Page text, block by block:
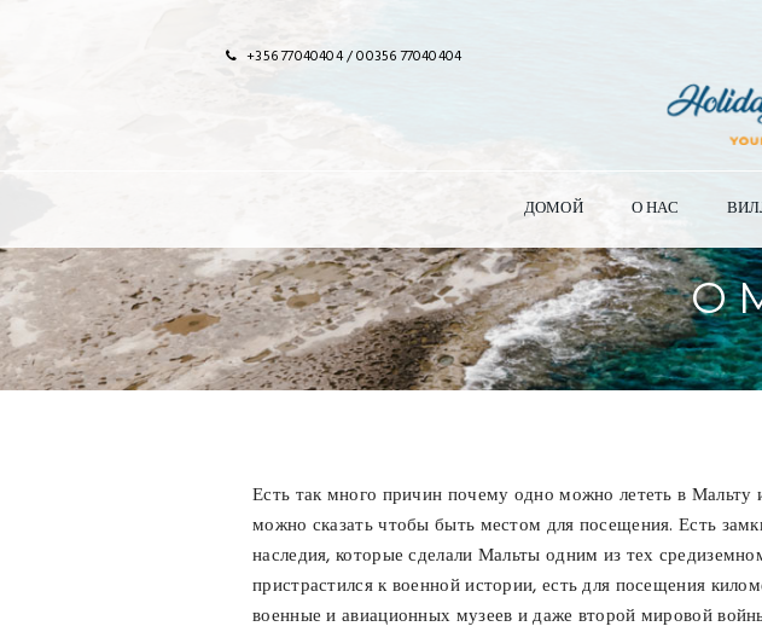
+356 77040404 / 00356 77040404
ДОМОЙ О НАС
О
Есть так много причин почему одно можно лететь в
можно сказать чтобы быть местом для посещения. Есть
наследия, которые сделали Мальты одним из тех
пристрастился к военной истории, есть для посещения
военные и авиационных музеев и даже второй мировой